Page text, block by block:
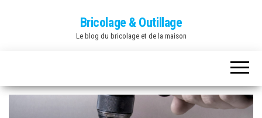
Bricolage & Outillage
Le blog du bricolage et de la maison